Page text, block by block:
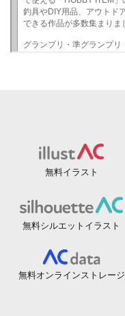
無料イラスト
無料シルエットイラスト
無料オンラインストレージ